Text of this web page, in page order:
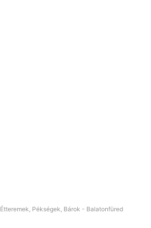
Étteremek, Pékségek, Bárok - Balatonfüred